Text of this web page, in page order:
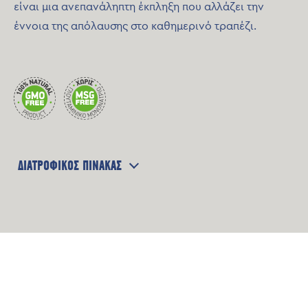
είναι μια ανεπανάληπτη έκπληξη που αλλάζει την
έννοια της απόλαυσης στο καθημερινό τραπέζι.
ΔΙΑΤΡΟΦΙΚΟΣ ΠΙΝΑΚΑΣ